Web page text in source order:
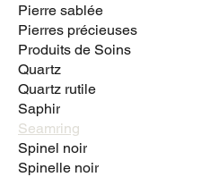
Pierre sablée
Pierres précieuses
Produits de Soins
Quartz
Quartz rutile
Saphir
Seamring
Spinel noir
Spinelle noir